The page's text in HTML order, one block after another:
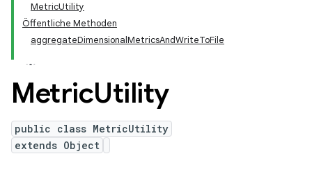
MetricUtility
Öffentliche Methoden
aggregateDimensionalMetricsAndWriteToFile
MetricUtility
public class MetricUtility
extends Object